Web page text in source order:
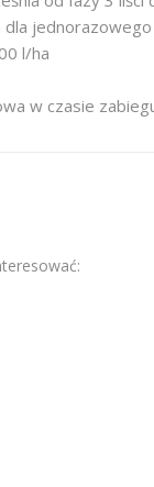
dla
l/ha
w czasie